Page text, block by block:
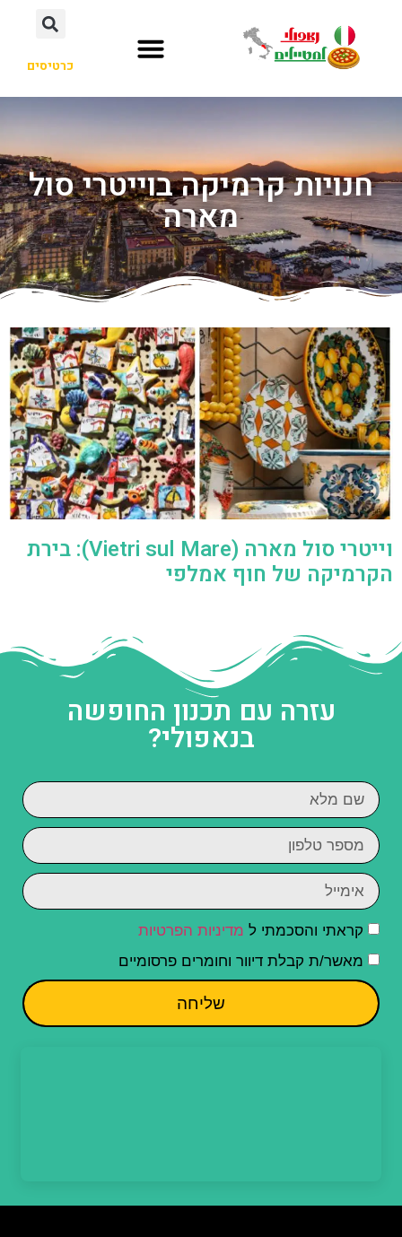
כרטיסים
חנויות קרמיקה בוייטרי סול
מארה
וייטרי סול מארה (Vietri sul Mare): בירת
הקרמיקה של חוף אמלפי
עזרה עם תכנון החופשה
בנאפולי?
קראתי והסכמתי ל מדיניות הפרטיות
מאשר/ת קבלת דיוור וחומרים פרסומיים
שליחה